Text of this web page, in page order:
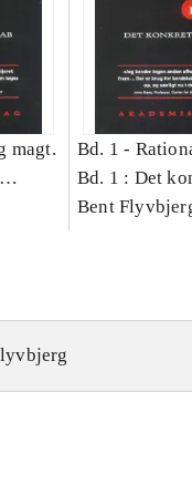
magt.
Bd. 1 -
Bd. 1 : Det
videnskab
Bent